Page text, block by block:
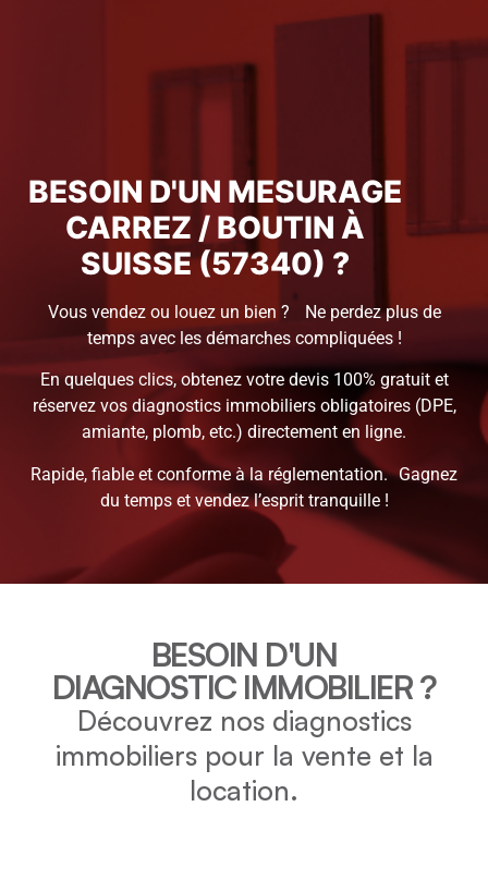
BESOIN D'UN MESURAGE
CARREZ / BOUTIN À
SUISSE (57340) ?
Vous vendez ou louez un bien ? Ne perdez plus de
temps avec les démarches compliquées !
En quelques clics, obtenez votre devis 100% gratuit et
réservez vos diagnostics immobiliers obligatoires (DPE,
amiante, plomb, etc.) directement en ligne.
Rapide, fiable et conforme à la réglementation. Gagnez
du temps et vendez l’esprit tranquille !
BESOIN D'UN
DIAGNOSTIC IMMOBILIER ?
Découvrez nos diagnostics
immobiliers pour la vente et la
location.